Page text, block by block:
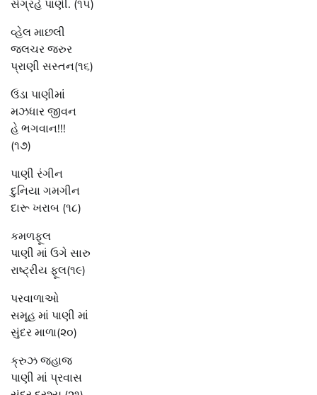
સંગ્રહે પાણી. (૧૫)
વ્હેલ માછલી
જલચર જરુર
પ્રાણી સસ્તન(૧૬)
ઉંડા પાણીમાં
મઝધાર જીવન
હે ભગવાન!!!
(૧૭)
પાણી રંગીન
દુનિયા ગમગીન
દારૂ ખરાબ (૧૮)
કમળફૂલ
પાણી માં ઉગે સારુ
રાષ્ટ્રીય ફૂલ(૧૯)
પરવાળાઓ
સમૂહ માં પાણી માં
સુંદર માળા(૨૦)
ક્રુઝ જહાજ
પાણી માં પ્રવાસ